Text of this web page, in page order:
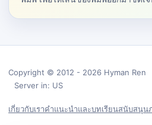
Copyright © 2012 - 2026 Hyman Ren
Server in: US
เกี่ยวกับเราคำแนะนำและบทเรียนสนับสนุน